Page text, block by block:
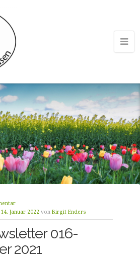
14. Januar 2022 von Birgit Enders
016-
2021